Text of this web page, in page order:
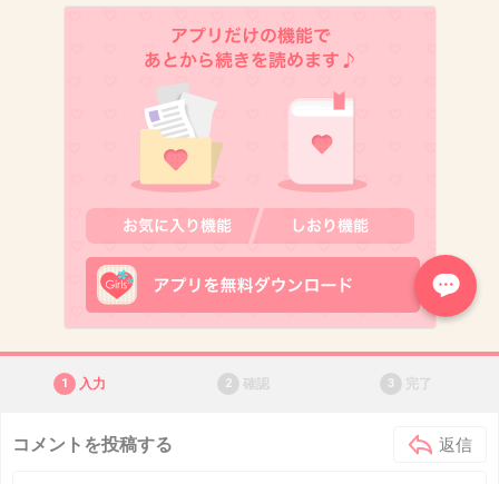
1 入力 2 確認 3 完了
コメントを投稿する 返信